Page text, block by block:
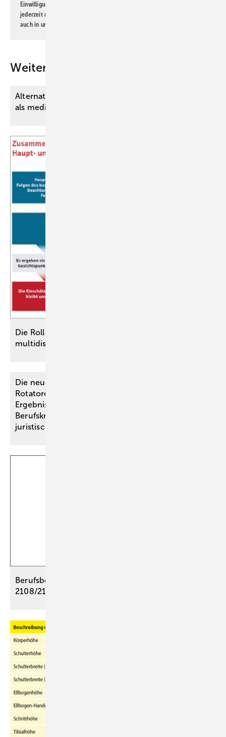
Einwilligung kann ich jederzeit widerrufen und eine Abmeldung ist
jederzeit möglich. Informationen zum Umgang mit Daten finden Sie
auch in unserer
Weitere Inhalte
Alternativmedizin bei vermutlicher Depression
als medizinisch notwendige
Die Rolle des Hauptgutachters bei
multidisziplinären
Die neue BK Nr. 2117 – Läsion der
Rotatorenmanschette – und der Vorrang der
Ergebnisse des Ärztlichen Sachverständigenbeirats
Berufskrankheiten (neuer § 1 Abs. 2 BKV) aus
juristischer
Berufsbedingte Bandscheibenschäden – BK
2108/2109/2110